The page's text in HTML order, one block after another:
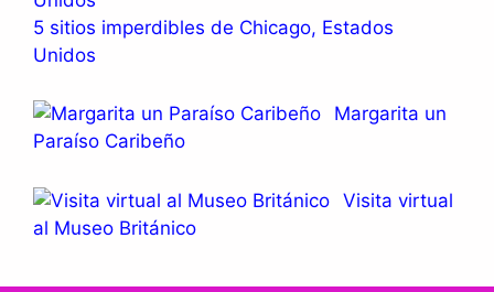
5 sitios imperdibles de Chicago, Estados
Unidos
Margarita un
Paraíso Caribeño
Visita virtual
al Museo Británico